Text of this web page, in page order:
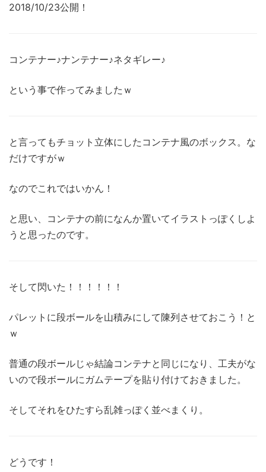
2018/10/23公開！
コンテナー♪ナンテナー♪ネタギレー♪
という事で作ってみましたｗ
と言ってもチョット立体にしたコンテナ風のボックス。な
だけですがｗ
なのでこれではいかん！
と思い、コンテナの前になんか置いてイラストっぽくしよ
うと思ったのです。
そして閃いた！！！！！！
パレットに段ボールを山積みにして陳列させておこう！と
ｗ
普通の段ボールじゃ結論コンテナと同じになり、工夫がな
いので段ボールにガムテープを貼り付けておきました。
そしてそれをひたすら乱雑っぽく並べまくり。
どうです！